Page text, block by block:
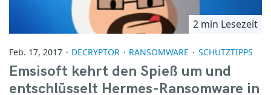
2 min Lesezeit
Feb. 17, 2017 DECRYPTOR RANSOMWARE SCHUTZTIPPS
Emsisoft kehrt den Spieß um und
entschlüsselt Hermes-Ransomware in